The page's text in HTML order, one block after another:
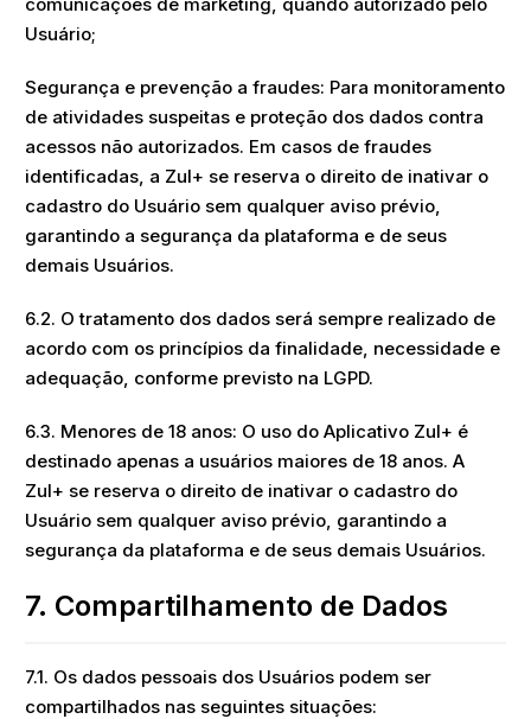
Usuário;
Segurança e prevenção a fraudes: Para monitoramento
de atividades suspeitas e proteção dos dados contra
acessos não autorizados. Em casos de fraudes
identificadas, a Zul+ se reserva o direito de inativar o
cadastro do Usuário sem qualquer aviso prévio,
garantindo a segurança da plataforma e de seus
demais Usuários.
6.2. O tratamento dos dados será sempre realizado de
acordo com os princípios da finalidade, necessidade e
adequação, conforme previsto na LGPD.
6.3. Menores de 18 anos: O uso do Aplicativo Zul+ é
destinado apenas a usuários maiores de 18 anos. A
Zul+ se reserva o direito de inativar o cadastro do
Usuário sem qualquer aviso prévio, garantindo a
segurança da plataforma e de seus demais Usuários.
7. Compartilhamento de Dados
7.1. Os dados pessoais dos Usuários podem ser
compartilhados nas seguintes situações: